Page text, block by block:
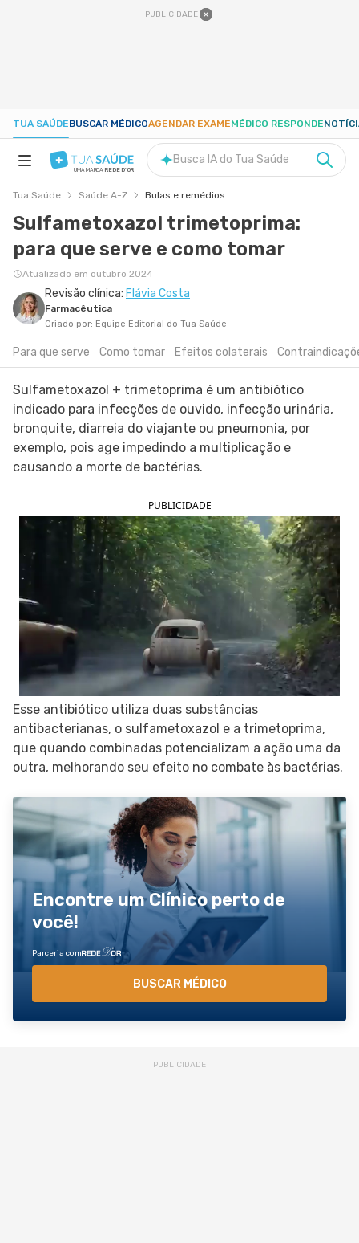
PUBLICIDADE
TUA SAÚDEBUSCAR MÉDICOAGENDAR EXAMEMÉDICO RESPONDE
NUTRIÇÃO
GRAVIDEZ
SIGA O TUA SAÚDE NAS REDES SOCIAIS
UMA MARCA REDE D'OR
Busca IA do Tua Saúde
Tua Saúde Saúde A-Z Bulas e remédios
Sulfametoxazol trimetoprima:
para que serve e como tomar
Atualizado em outubro 2024
Revisão clínica: Flávia Costa
Farmacêutica
Criado por: Equipe Editorial do Tua Saúde
Para que serve Como tomar Efeitos colaterais
Sulfametoxazol + trimetoprima é um antibiótico
indicado para infecções de ouvido, infecção urinária,
bronquite, diarreia do viajante ou pneumonia, por
exemplo, pois age impedindo a multiplicação e
causando a morte de bactérias.
PUBLICIDADE
Esse antibiótico utiliza duas substâncias
antibacterianas, o sulfametoxazol e a trimetoprima,
que quando combinadas potencializam a ação uma da
outra, melhorando seu efeito no combate às bactérias.
Encontre um Clínico perto de
você!
Parceria com
BUSCAR MÉDICO